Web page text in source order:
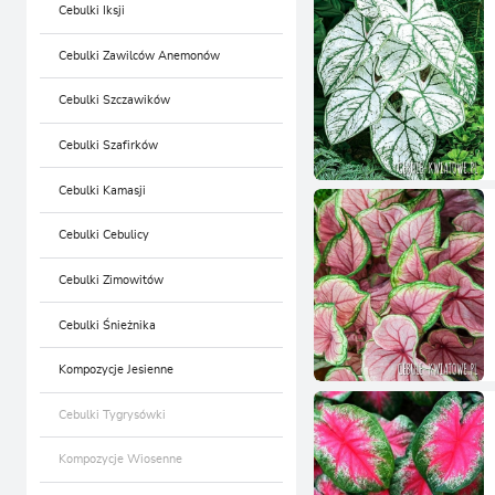
Cebulki Tulipanów Triumpha
Cebulki Tulipanów
Cebulki Tulipanów
Cebulki Tulipanów
Cebulki Iksji
Cebulki Zawilców Anemonów
Cebulki Szczawików
Cebulki Szafirków
Cebulki Kamasji
Cebulki Cebulicy
Cebulki Zimowitów
Cebulki Śnieżnika
Kompozycje Jesienne
Cebulki Tygrysówki
Kompozycje Wiosenne